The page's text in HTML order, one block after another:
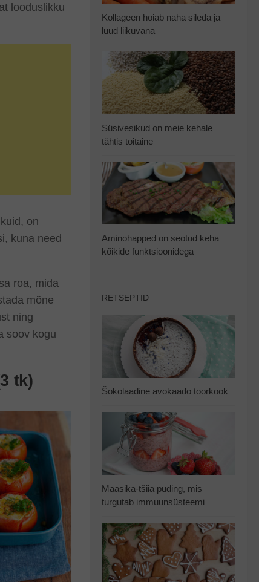
looduslikku
on
kuna need
roa, mida
mõne
ning
soov kogu
tk)
Kollageen hoiab naha sileda ja
luud liikuvana
Süsivesikud on meie kehale
tähtis toitaine
Aminohapped on seotud keha
kõikide funktsioonidega
RETSEPTID
Šokolaadine avokaado toorkook
Maasika-tšiia puding, mis
turgutab immuunsüsteemi